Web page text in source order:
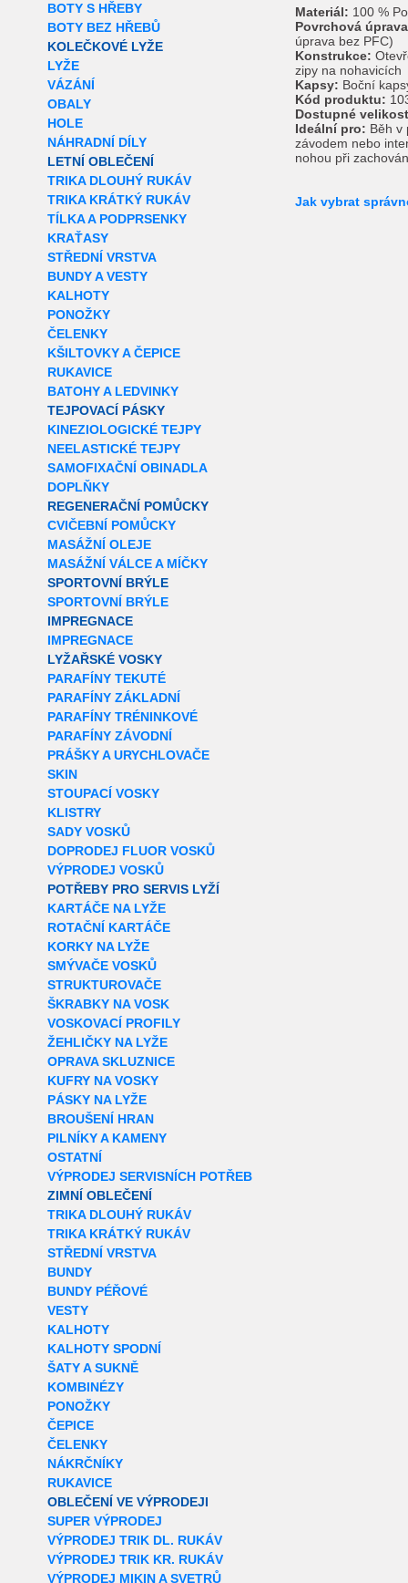
BOTY S HŘEBY
BOTY BEZ HŘEBŮ
KOLEČKOVÉ LYŽE
LYŽE
VÁZÁNÍ
OBALY
HOLE
NÁHRADNÍ DÍLY
LETNÍ OBLEČENÍ
TRIKA DLOUHÝ RUKÁV
TRIKA KRÁTKÝ RUKÁV
TÍLKA A PODPRSENKY
KRAŤASY
STŘEDNÍ VRSTVA
BUNDY A VESTY
KALHOTY
PONOŽKY
ČELENKY
KŠILTOVKY A ČEPICE
RUKAVICE
BATOHY A LEDVINKY
TEJPOVACÍ PÁSKY
KINEZIOLOGICKÉ TEJPY
NEELASTICKÉ TEJPY
SAMOFIXAČNÍ OBINADLA
DOPLŇKY
REGENERAČNÍ POMŮCKY
CVIČEBNÍ POMŮCKY
MASÁŽNÍ OLEJE
MASÁŽNÍ VÁLCE A MÍČKY
SPORTOVNÍ BRÝLE
SPORTOVNÍ BRÝLE
IMPREGNACE
IMPREGNACE
LYŽAŘSKÉ VOSKY
PARAFÍNY TEKUTÉ
PARAFÍNY ZÁKLADNÍ
PARAFÍNY TRÉNINKOVÉ
PARAFÍNY ZÁVODNÍ
PRÁŠKY A URYCHLOVAČE
SKIN
STOUPACÍ VOSKY
KLISTRY
SADY VOSKŮ
DOPRODEJ FLUOR VOSKŮ
VÝPRODEJ VOSKŮ
POTŘEBY PRO SERVIS LYŽÍ
KARTÁČE NA LYŽE
ROTAČNÍ KARTÁČE
KORKY NA LYŽE
SMÝVAČE VOSKŮ
STRUKTUROVAČE
ŠKRABKY NA VOSK
VOSKOVACÍ PROFILY
ŽEHLIČKY NA LYŽE
OPRAVA SKLUZNICE
KUFRY NA VOSKY
PÁSKY NA LYŽE
BROUŠENÍ HRAN
PILNÍKY A KAMENY
OSTATNÍ
VÝPRODEJ SERVISNÍCH POTŘEB
ZIMNÍ OBLEČENÍ
TRIKA DLOUHÝ RUKÁV
TRIKA KRÁTKÝ RUKÁV
STŘEDNÍ VRSTVA
BUNDY
BUNDY PÉŘOVÉ
VESTY
KALHOTY
KALHOTY SPODNÍ
ŠATY A SUKNĚ
KOMBINÉZY
PONOŽKY
ČEPICE
ČELENKY
NÁKRČNÍKY
RUKAVICE
OBLEČENÍ VE VÝPRODEJI
SUPER VÝPRODEJ
VÝPRODEJ TRIK DL. RUKÁV
VÝPRODEJ TRIK KR. RUKÁV
VÝPRODEJ MIKIN A SVETRŮ
Materiál: 100 %
Povrchová
úprava bez PFC)
Konstrukce:
zipy na nohavicích
Kapsy: Boční
Kód produktu:
Dostupné
Ideální pro: Běh v
závodem nebo
nohou při
Jak vybrat